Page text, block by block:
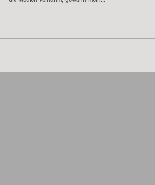
Wir sind Weltmeister. Österreich. Im Handtaschen-
die Medien vernahm, gewann mein...